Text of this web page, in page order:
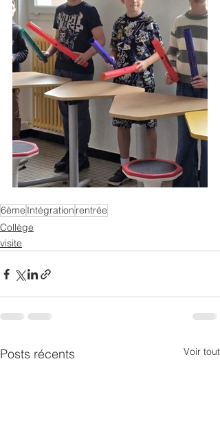
6ème Intégration rentrée
Collège
visite
Posts récents Voir tout